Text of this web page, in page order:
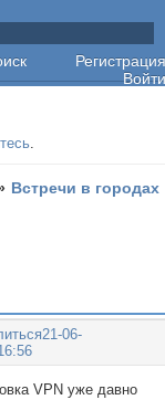
мыслей
Регистрация
Войти
.
Встречи в городах
21-06-
VPN уже давно